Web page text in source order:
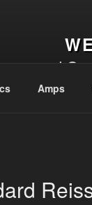
and
Amps